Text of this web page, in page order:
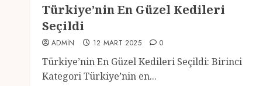
Türkiye’nin En Güzel Kedileri
Seçildi
ADMIN 12 MART 2025 0
Türkiye’nin En Güzel Kedileri Seçildi: Birinci
Kategori Türkiye’nin en...